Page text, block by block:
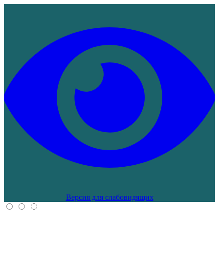
Версия для слабовидящих